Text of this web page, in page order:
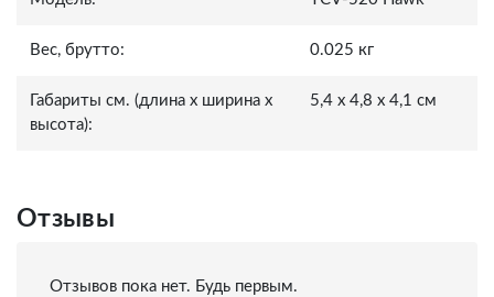
Вес, брутто: 0.025 кг
Габариты см. (длина x ширина x
высота):
5,4 x 4,8 x 4,1 см
Отзывы
Отзывов пока нет. Будь первым.